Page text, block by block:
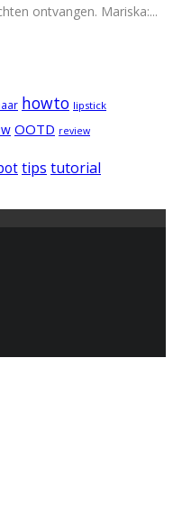
ontvangen. Mariska:...
howto lipstick
OOTD review
tips tutorial